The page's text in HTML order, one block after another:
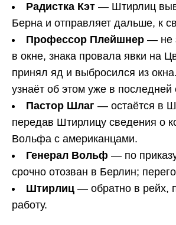
Радистка Кэт — Штирлиц
Берна и отправляет дальше, к
Профессор Плейшнер — не
в окне, знака провала явки на
принял яд и выбросился из
узнаёт об этом уже в последней
Пастор Шлаг — остаётся в
передав Штирлицу сведения о
Вольфа с американцами.
Генерал Вольф — по
срочно отозван в Берлин;
Штирлиц — обратно в рейх,
работу.